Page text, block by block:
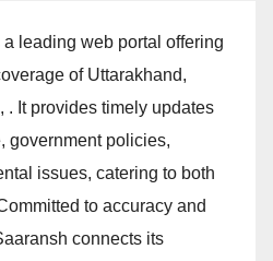
leading web portal offering
of Uttarakhand,
. It provides timely updates
government policies,
issues, catering to both
to accuracy and
connects its